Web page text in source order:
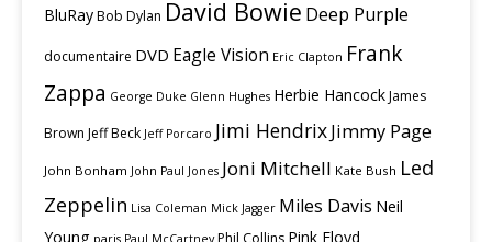
BluRayBob Dylan David Bowie Deep Purple
documentaire DVD Eagle Vision Eric Clapton Frank
Zappa George Duke Glenn Hughes Herbie HancockJames
Brown Jeff Beck Jeff Porcaro Jimi HendrixJimmy Page
John Bonham John Paul Jones Joni Mitchell Kate Bush Led
Zeppelin Lisa Coleman Mick Jagger Miles Davis Neil
Young paris Paul McCartney Phil Collins Pink Floyd